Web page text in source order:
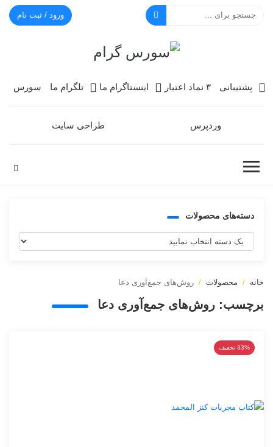
ورود / ثبت نام
پشتیبانی ۳ نماد اعتبار اینستاگرام ما تلگرام ما سورس
وردپرس طراحی سایت
دسته‌های محصولات
خانه محصولات روش‌های جمع‌آوری دعا
برچسب: روش‌های جمع‌آوری دعا
33% تخفیف